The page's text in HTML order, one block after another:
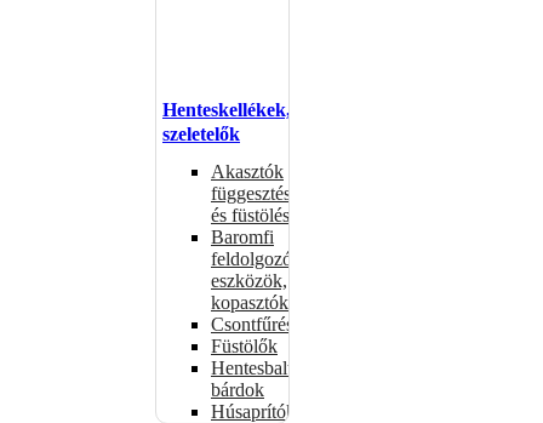
Henteskellékek,
szeletelők
Akasztók
függesztéshez
és füstöléshez
Baromfi
feldolgozó
eszközök,
kopasztók
Csontfűrészek
Füstölők
Hentesbalták,
bárdok
Húsaprítók